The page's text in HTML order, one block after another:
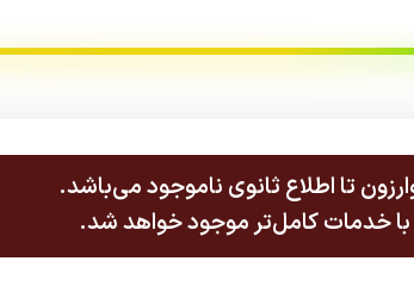
تا اطلاع ثانوی ناموجود می‌باشد.
خدمات کامل‌تر موجود خواهد شد.